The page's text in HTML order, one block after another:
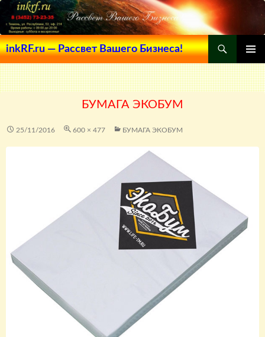
inkRF.ru — Рассвет Вашего Бизнеса!
Поиск
МЕНЮ
К
СОДЕРЖИМОМУ
БУМАГА ЭКОБУМ
25/11/2016 600 × 477 БУМАГА ЭКОБУМ